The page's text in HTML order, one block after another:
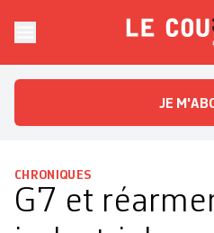
Le
JE
CHRONIQUES
G7 et